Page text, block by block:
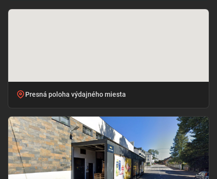
Presná poloha výdajného miesta